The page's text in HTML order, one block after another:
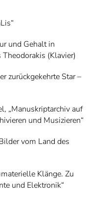
und Gehalt in
Theodorakis (Klavier)
zurückgekehrte Star –
„Manuskriptarchiv auf
und Musizieren“
vom Land des
Klänge. Zu
und Elektronik“